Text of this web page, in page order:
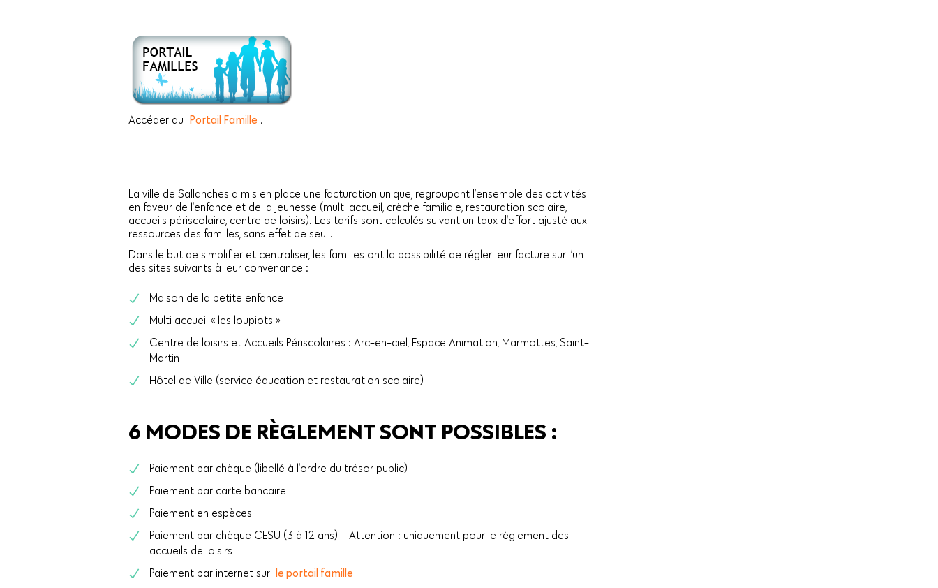
Accéder au Portail Famille .
La ville de Sallanches a mis en place une facturation unique, regroupant l’ensemble des activités
en faveur de l’enfance et de la jeunesse (multi accueil, crèche familiale, restauration scolaire,
accueils périscolaire, centre de loisirs). Les tarifs sont calculés suivant un taux d’effort ajusté aux
ressources des familles, sans effet de seuil.
Dans le but de simplifier et centraliser, les familles ont la possibilité de régler leur facture sur l’un
des sites suivants à leur convenance :
Maison de la petite enfance
Multi accueil « les loupiots »
Centre de loisirs et Accueils Périscolaires : Arc-en-ciel, Espace Animation, Marmottes, Saint-
Martin
Hôtel de Ville (service éducation et restauration scolaire)
6 MODES DE RÈGLEMENT SONT POSSIBLES :
Paiement par chèque (libellé à l’ordre du trésor public)
Paiement par carte bancaire
Paiement en espèces
Paiement par chèque CESU (3 à 12 ans) – Attention : uniquement pour le règlement des
accueils de loisirs
Paiement par internet sur le portail famille